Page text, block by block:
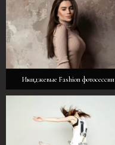
Имиджевые Fashion фотосессии